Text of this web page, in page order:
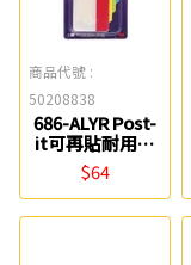
商品代號 :
50208838
686-ALYR Post-
it可再貼耐用標
籤 3M
$64